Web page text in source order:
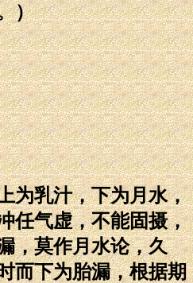
）
为乳汁，下为月水，
任气虚，不能固摄，
，莫作月水论，久
而下为胎漏，根据期